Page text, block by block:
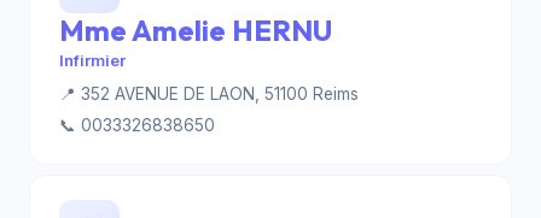
Mme Amelie HERNU
Infirmier
📍 352 AVENUE DE LAON, 51100 Reims
📞 0033326838650